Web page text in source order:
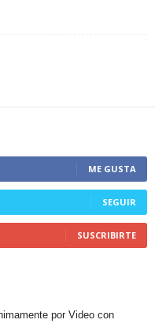
ME GUSTA
SEGUIR
SUSCRIBIRTE
por Video con